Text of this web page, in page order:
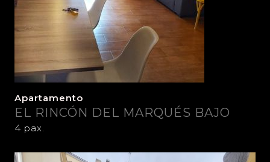
Apartamento
EL RINCÓN DEL MARQUÉS BAJO
4 pax.